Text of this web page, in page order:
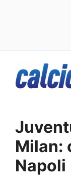
Milan:
Napoli